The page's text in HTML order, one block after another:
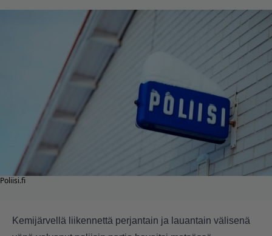
Poliisi.fi
Kemijärvellä liikennettä perjantain ja lauantain välisenä